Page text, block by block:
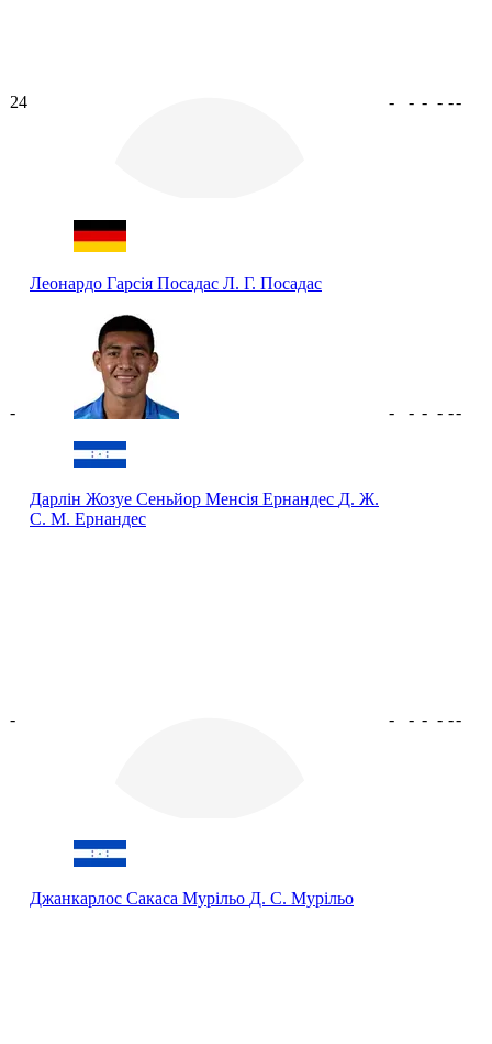
24
Леонардо Гарсія Посадас Л. Г. Посадас
- - - - --
-
Дарлін Жозуе Сеньйор Менсія Ернандес Д. Ж.
С. М. Ернандес
- - - - --
-
Джанкарлос Сакаса Мурільо Д. С. Мурільо
- - - - --